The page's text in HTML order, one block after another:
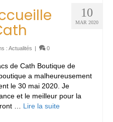
10
MAR 2020
: Actualités | 0
de Cath Boutique de
a malheureusement
le 30 mai 2020. Je
et le meilleur pour la
… Lire la suite